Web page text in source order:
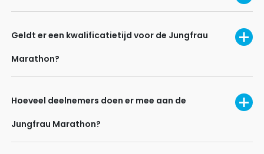
Geldt er een kwalificatietijd voor de Jungfrau
Marathon?
Hoeveel deelnemers doen er mee aan de
Jungfrau Marathon?